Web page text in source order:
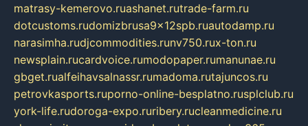
matrasy-kemerovo.ruashanet.rutrade-farm.ru
dotcustoms.rudomizbrusa9x12spb.ruautodamp.ru
narasimha.rudjcommodities.runv750.rux-ton.ru
newsplain.rucardvoice.rumodopaper.rumanunae.ru
gbget.rualfeihavsalnassr.rumadoma.rutajuncos.ru
petrovkasports.ruporno-online-besplatno.rusplclub.ru
york-life.rudoroga-expo.ruribery.rucleanmedicine.ru